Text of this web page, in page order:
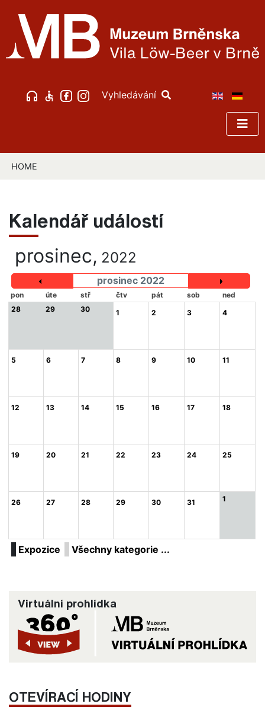
Vyhledávání
HOME
Kalendář událostí
prosinec, 2022
prosinec 2022
pon úte stř čtv pát sob
ned
28
29 30 1 2 3 4
5 6 7 8 9 10 11
12 13 14 15 16 17 18
19 20 21 22 23 24 25
26 27 28 29 30 31 1
Expozice Všechny kategorie ...
Virtuální prohlídka
OTEVÍRACÍ HODINY